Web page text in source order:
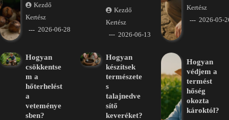
Kezdő
Kertész
2026-06-28
Kezdő
Kertész
2026-06-13
Kertész
2026-05-
Hogyan
csökkentse
m a
hőterhelést
a
veteménye
sben?
Hogyan
készítsek
természete
s
talajnedve
sítő
keveréket?
Hogyan
védjem a
termést
hőség
okozta
károktól?